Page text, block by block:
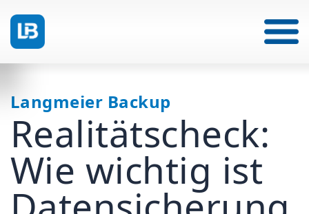
Langmeier Backup
Realitätscheck:
Wie wichtig ist